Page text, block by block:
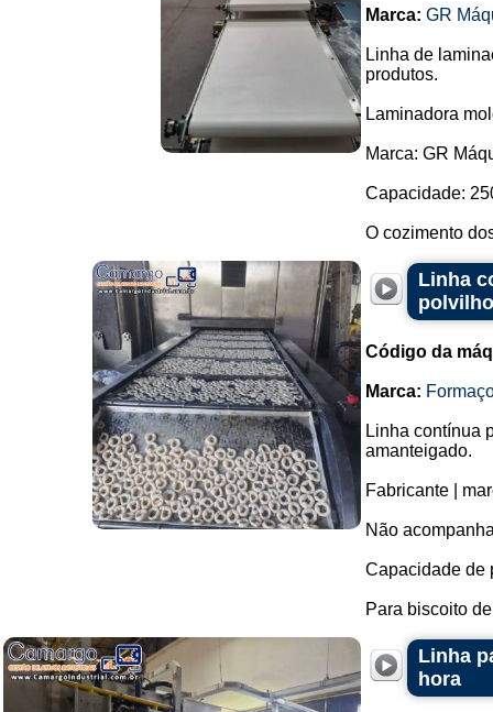
Marca: GR
Linha de
produtos.
Laminadora
Marca: GR
Capacidade:
O cozimento
Linha
Código da
Marca:
Linha contínua
amanteigado.
Fabricante |
Não
Capacidade de
Para biscoito
Linha
hora